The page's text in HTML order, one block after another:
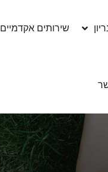
שירותים אקדמיים